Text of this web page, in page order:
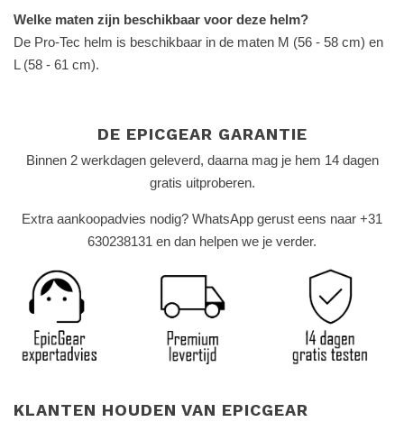
Welke maten zijn beschikbaar voor deze helm?
De Pro-Tec helm is beschikbaar in de maten M (56 - 58 cm) en
L (58 - 61 cm).
DE EPICGEAR GARANTIE
Binnen 2 werkdagen geleverd, daarna mag je hem 14 dagen
gratis uitproberen.
Extra aankoopadvies nodig? WhatsApp gerust eens naar +31
630238131 en dan helpen we je verder.
KLANTEN HOUDEN VAN EPICGEAR